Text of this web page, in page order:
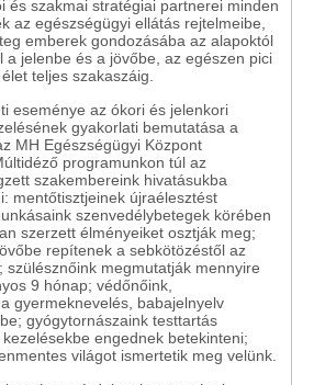
és szakmai stratégiai partnerei minden
az egészségügyi ellátás rejtelmeibe,
emberek gondozásába az alapoktól
a jelenbe és a jövőbe, az egészen pici
teljes szakaszáig.
eseménye az ókori és jelenkori
gyakorlati bemutatása a
MH Egészségügyi Központ
programunkon túl az
szakembereink hivatásukba
mentőtisztjeinek újraélesztést
szenvedélybetegek körében
szerzett élményeiket osztják meg;
repítenek a sebkötözéstől az
szülésznőink megmutatják mennyire
9 hónap; védőnőink,
gyermeknevelés, babajelnyelv
gyógytornászaink testtartás
engednek betekinteni;
világot ismertetik meg velünk.